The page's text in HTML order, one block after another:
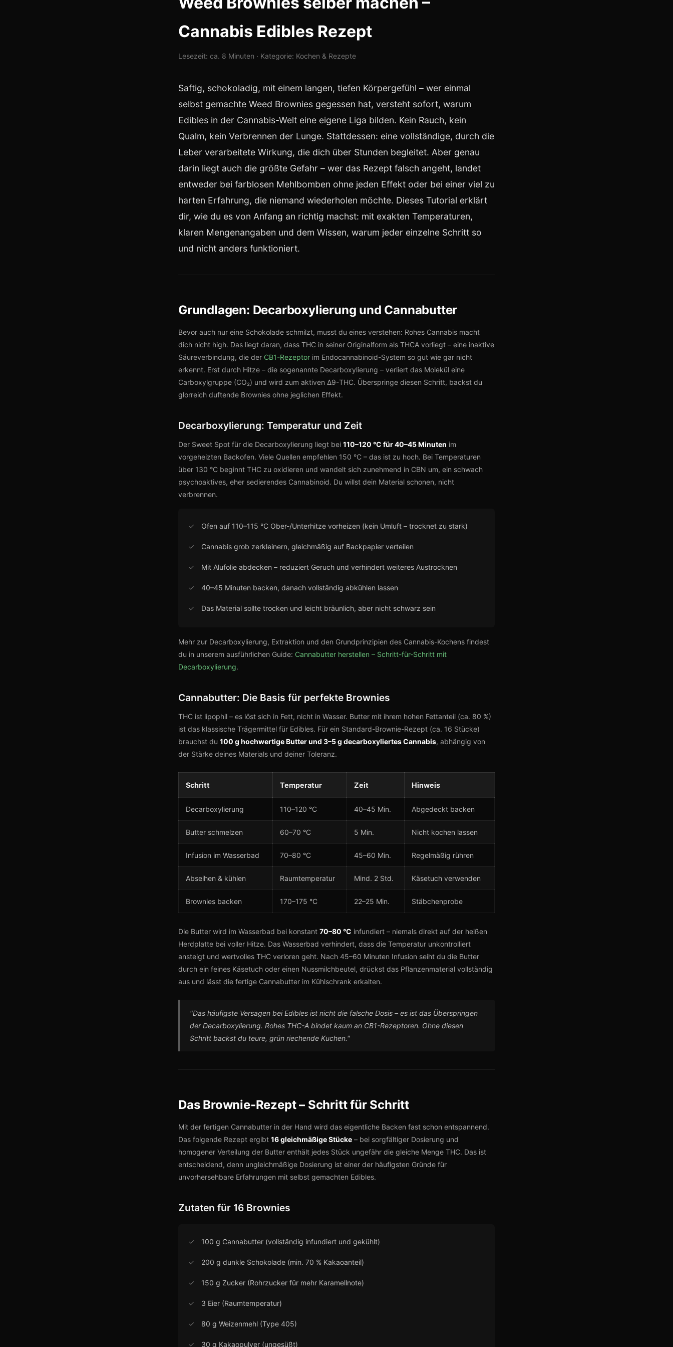
Cannabis Edibles Rezept
Lesezeit: ca. 8 Minuten · Kategorie: Kochen & Rezepte
Saftig, schokoladig, mit einem langen, tiefen Körpergefühl – wer einmal
selbst gemachte Weed Brownies gegessen hat, versteht sofort, warum
Edibles in der Cannabis-Welt eine eigene Liga bilden. Kein Rauch, kein
Qualm, kein Verbrennen der Lunge. Stattdessen: eine vollständige, durch die
Leber verarbeitete Wirkung, die dich über Stunden begleitet. Aber genau
darin liegt auch die größte Gefahr – wer das Rezept falsch angeht, landet
entweder bei farblosen Mehlbomben ohne jeden Effekt oder bei einer viel zu
harten Erfahrung, die niemand wiederholen möchte. Dieses Tutorial erklärt
dir, wie du es von Anfang an richtig machst: mit exakten Temperaturen,
klaren Mengenangaben und dem Wissen, warum jeder einzelne Schritt so
und nicht anders funktioniert.
Grundlagen: Decarboxylierung und Cannabutter
Bevor auch nur eine Schokolade schmilzt, musst du eines verstehen: Rohes Cannabis macht
dich nicht high. Das liegt daran, dass THC in seiner Originalform als THCA vorliegt – eine inaktive
Säureverbindung, die der CB1-Rezeptor im Endocannabinoid-System so gut wie gar nicht
erkennt. Erst durch Hitze – die sogenannte Decarboxylierung – verliert das Molekül eine
Carboxylgruppe (CO₂) und wird zum aktiven Δ9-THC. Überspringe diesen Schritt, backst du
glorreich duftende Brownies ohne jeglichen Effekt.
Decarboxylierung: Temperatur und Zeit
Der Sweet Spot für die Decarboxylierung liegt bei 110–120 °C für 40–45 Minuten im
vorgeheizten Backofen. Viele Quellen empfehlen 150 °C – das ist zu hoch. Bei Temperaturen
über 130 °C beginnt THC zu oxidieren und wandelt sich zunehmend in CBN um, ein schwach
psychoaktives, eher sedierendes Cannabinoid. Du willst dein Material schonen, nicht
verbrennen.
✓ Ofen auf 110–115 °C Ober-/Unterhitze vorheizen (kein Umluft – trocknet zu stark)
✓ Cannabis grob zerkleinern, gleichmäßig auf Backpapier verteilen
✓ Mit Alufolie abdecken – reduziert Geruch und verhindert weiteres Austrocknen
✓ 40–45 Minuten backen, danach vollständig abkühlen lassen
✓ Das Material sollte trocken und leicht bräunlich, aber nicht schwarz sein
Mehr zur Decarboxylierung, Extraktion und den Grundprinzipien des Cannabis-Kochens findest
du in unserem ausführlichen Guide: Cannabutter herstellen – Schritt-für-Schritt mit
Decarboxylierung.
Cannabutter: Die Basis für perfekte Brownies
THC ist lipophil – es löst sich in Fett, nicht in Wasser. Butter mit ihrem hohen Fettanteil (ca. 80 %)
ist das klassische Trägermittel für Edibles. Für ein Standard-Brownie-Rezept (ca. 16 Stücke)
brauchst du 100 g hochwertige Butter und 3–5 g decarboxyliertes Cannabis, abhängig von
der Stärke deines Materials und deiner Toleranz.
Schritt Temperatur Zeit Hinweis
Decarboxylierung 110–120 °C 40–45 Min. Abgedeckt backen
Butter schmelzen 60–70 °C 5 Min. Nicht kochen lassen
Infusion im Wasserbad 70–80 °C 45–60 Min. Regelmäßig rühren
Abseihen & kühlen Raumtemperatur Mind. 2 Std. Käsetuch verwenden
Brownies backen 170–175 °C 22–25 Min. Stäbchenprobe
Die Butter wird im Wasserbad bei konstant 70–80 °C infundiert – niemals direkt auf der heißen
Herdplatte bei voller Hitze. Das Wasserbad verhindert, dass die Temperatur unkontrolliert
ansteigt und wertvolles THC verloren geht. Nach 45–60 Minuten Infusion seiht du die Butter
durch ein feines Käsetuch oder einen Nussmilchbeutel, drückst das Pflanzenmaterial vollständig
aus und lässt die fertige Cannabutter im Kühlschrank erkalten.
"Das häufigste Versagen bei Edibles ist nicht die falsche Dosis – es ist das Überspringen
der Decarboxylierung. Rohes THC-A bindet kaum an CB1-Rezeptoren. Ohne diesen
Schritt backst du teure, grün riechende Kuchen."
Das Brownie-Rezept – Schritt für Schritt
Mit der fertigen Cannabutter in der Hand wird das eigentliche Backen fast schon entspannend.
Das folgende Rezept ergibt 16 gleichmäßige Stücke – bei sorgfältiger Dosierung und
homogener Verteilung der Butter enthält jedes Stück ungefähr die gleiche Menge THC. Das ist
entscheidend, denn ungleichmäßige Dosierung ist einer der häufigsten Gründe für
unvorhersehbare Erfahrungen mit selbst gemachten Edibles.
Zutaten für 16 Brownies
✓ 100 g Cannabutter (vollständig infundiert und gekühlt)
✓ 200 g dunkle Schokolade (min. 70 % Kakaoanteil)
✓ 150 g Zucker (Rohrzucker für mehr Karamellnote)
✓ 3 Eier (Raumtemperatur)
✓ 80 g Weizenmehl (Type 405)
✓ 30 g Kakaopulver (ungesüßt)